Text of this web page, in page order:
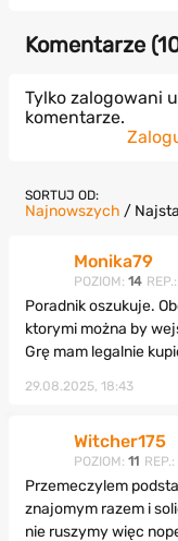
Komentarze (
Tylko zalogowani
komentarze.
SORTUJ OD:
Najnowszych /
Monika79
POZIOM: 14 REP.:
Poradnik oszukuje.
ktorymi można by
Grę mam legalnie
29.08.2025, 18:43
Witcher175
POZIOM: 11 REP.:
Przemeczylem
znajomym razem i
nie ruszymy więc